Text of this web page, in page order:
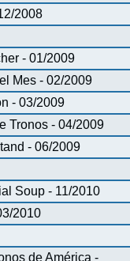
2008
- 01/2009
Mes - 02/2009
- 03/2009
Tronos - 04/2009
- 06/2009
Soup - 11/2010
2010
de América -